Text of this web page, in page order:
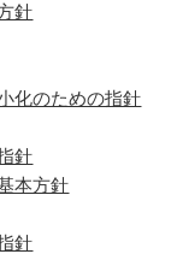
針
化のための指針
針
本方針
針